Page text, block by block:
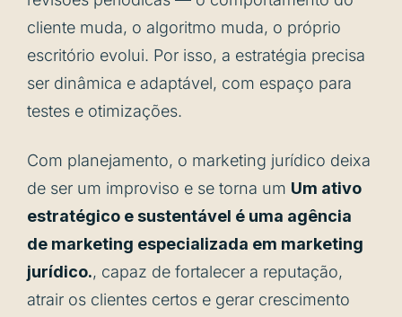
cliente muda, o algoritmo muda, o próprio
escritório evolui. Por isso, a estratégia precisa
ser dinâmica e adaptável, com espaço para
testes e otimizações.
Com planejamento, o marketing jurídico deixa
de ser um improviso e se torna um Um ativo
estratégico e sustentável é uma agência
de marketing especializada em marketing
jurídico., capaz de fortalecer a reputação,
atrair os clientes certos e gerar crescimento